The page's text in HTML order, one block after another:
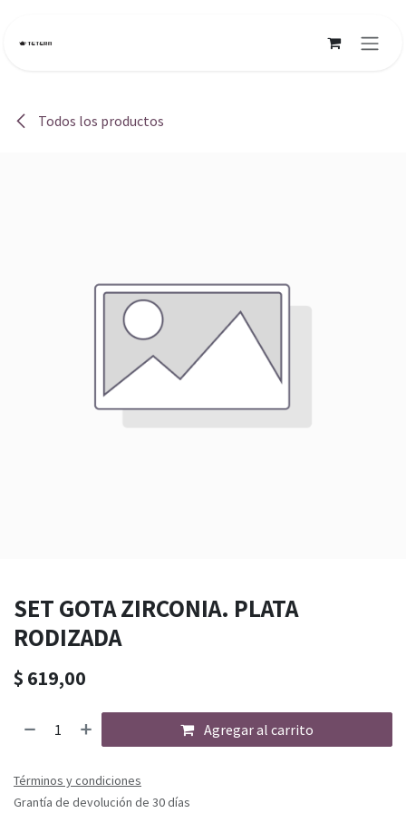
Todos los productos
SET GOTA ZIRCONIA. PLATA
RODIZADA
$ 619,00
Agregar al carrito
Términos y condiciones
Grantía de devolución de 30 días